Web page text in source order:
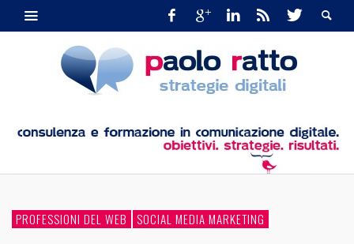
PROFESSIONI DEL WEB SOCIAL MEDIA MARKETING